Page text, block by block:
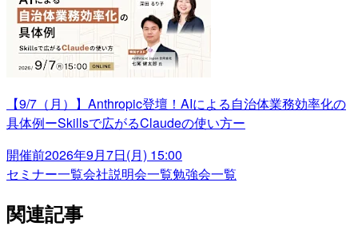
【9/7（月）】Anthropic登壇！AIによる自治体業務効率化の
具体例ーSkillsで広がるClaudeの使い方ー
開催前2026年9月7日(月) 15:00
セミナー一覧会社説明会一覧勉強会一覧
関連記事